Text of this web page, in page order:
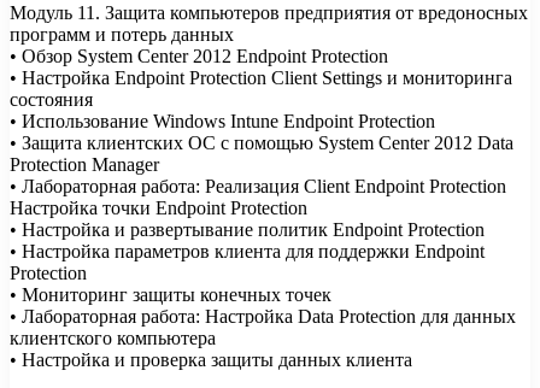
Модуль 11. Защита компьютеров предприятия от вредоносных
программ и потерь данных
• Обзор System Center 2012 Endpoint Protection
• Настройка Endpoint Protection Client Settings и мониторинга
состояния
• Использование Windows Intune Endpoint Protection
• Защита клиентских ОС с помощью System Center 2012 Data
Protection Manager
• Лабораторная работа: Реализация Client Endpoint Protection
Настройка точки Endpoint Protection
• Настройка и развертывание политик Endpoint Protection
• Настройка параметров клиента для поддержки Endpoint
Protection
• Мониторинг защиты конечных точек
• Лабораторная работа: Настройка Data Protection для данных
клиентского компьютера
• Настройка и проверка защиты данных клиента